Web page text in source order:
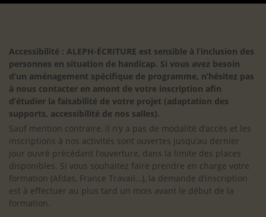
Accessibilité : ALEPH-ÉCRITURE est sensible à l’inclusion des
personnes en situation de handicap. Si vous avez besoin
d’un aménagement spécifique de programme, n’hésitez pas
à nous contacter en amont de votre inscription afin
d’étudier la faisabilité de votre projet (adaptation des
supports, accessibilité de nos salles).
Sauf mention contraire, il n’y a pas de modalité d’accès et les
inscriptions à nos activités sont ouvertes jusqu’au dernier
jour ouvré précédant l’ouverture, dans la limite des places
disponibles. Si vous souhaitez faire prendre en charge votre
formation (Afdas, France Travail…), la demande d’inscription
est à effectuer au plus tard un mois avant le début de la
formation.